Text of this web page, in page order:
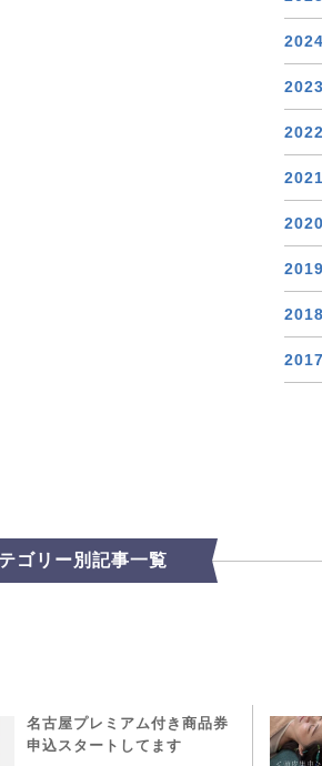
2024
2023
2022
2021
2020
2019
2018
2017
ゴリー別記事一覧
名古屋プレミアム付き商品券
申込スタートしてます